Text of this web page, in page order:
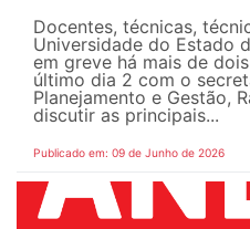
Docentes, técnicas,
Universidade do Estado
em greve há mais de
último dia 2 com o
Planejamento e Gestão,
discutir as principais...
Publicado em: 09 de Junho de 2026